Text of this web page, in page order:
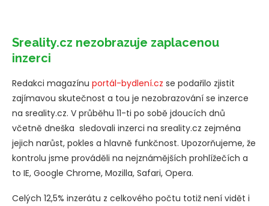
Sreality.cz nezobrazuje zaplacenou
inzerci
Redakci magazínu portál-bydlení.cz se podařilo zjistit
zajímavou skutečnost a tou je nezobrazování se inzerce
na sreality.cz. V průběhu 11-ti po sobě jdoucích dnů
včetně dneška sledovali inzerci na sreality.cz zejména
jejich narůst, pokles a hlavně funkčnost. Upozorňujeme, že
kontrolu jsme prováděli na nejznámějších prohlížečích a
to IE, Google Chrome, Mozilla, Safari, Opera.
Celých 12,5% inzerátu z celkového počtu totiž není vidět i